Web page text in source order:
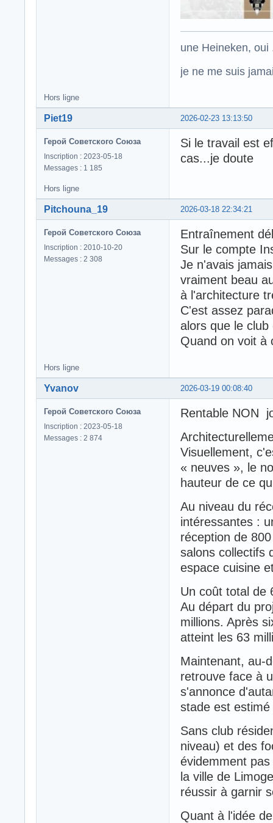
une Heineken,
je ne me suis
Hors ligne
2026-02-23 13:13:50
Piet19
Герой Советского Союза
Inscription : 2023-05-18
Messages : 1 185
Si le travail est
cas...je doute
Hors ligne
2026-03-18 22:34:21
Pitchouna_19
Герой Советского Союза
Inscription : 2010-10-20
Messages : 2 308
Entraînement
Sur le compte
Je n'avais
vraiment beau
à l'architecture
C'est assez
alors que le
Quand on voit à
Hors ligne
2026-03-19 00:08:40
Yvanov
Герой Советского Союза
Inscription : 2023-05-18
Messages : 2 874
Rentable
Visuellement,
« neuves », le
hauteur de ce
Au niveau du
intéressantes :
réception de
salons collectifs
espace cuisine
Un coût total de
Au départ du
millions. Après
atteint les 63
Maintenant, au-
retrouve face à
s'annonce
stade est
Sans club
niveau) et des
évidemment
la ville de
réussir à garnir
Quant à l'idée